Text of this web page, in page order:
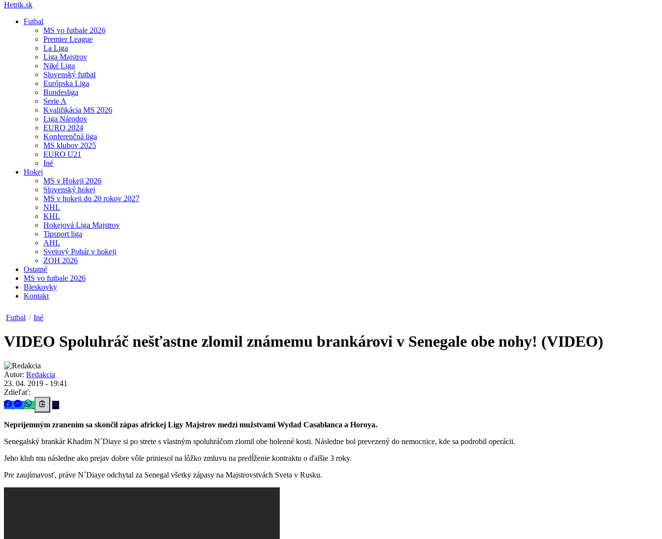
Hetrik.sk
Futbal
MS vo futbale 2026
Premier League
La Liga
Liga Majstrov
Niké Liga
Slovenský futbal
Európska Liga
Bundesliga
Serie A
Kvalifikácia MS 2026
Liga Národov
EURO 2024
Konferenčná liga
MS klubov 2025
EURO U21
Iné
Hokej
MS v Hokeji 2026
Slovenský hokej
MS v hokeji do 20 rokov 2027
NHL
KHL
Hokejová Liga Majstrov
Tipsport liga
AHL
Svetový Pohár v hokeji
ZOH 2026
Ostatné
MS vo futbale 2026
Bleskovky
Kontakt
Futbal / Iné
VIDEO Spoluhráč nešťastne zlomil známemu brankárovi v Senegale obe nohy! (VIDEO)
Autor: Redakcia
23. 04. 2019 - 19:41
Zdieľať:
Nepríjemným zranením sa skončil zápas africkej Ligy Majstrov medzi mužstvami Wydad Casablanca a Horoya.
Senegalský brankár Khadim N´Diaye si po strete s vlastným spoluhráčom zlomil obe holenné kosti. Následne bol prevezený do nemocnice, kde sa podrobil operácii.
Jeho klub mu následne ako prejav dobre vôle priniesol na lôžko zmluvu na predĺženie kontraktu o ďalšie 3 roky.
Pre zaujímavosť, práve N´Diaye odchytal za Senegal všetky zápasy na Majstrovstvách Sveta v Rusku.